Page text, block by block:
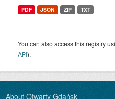
PDF JSON ZIP TXT
You can also access this registry
API).
About Otwarty Gdańsk